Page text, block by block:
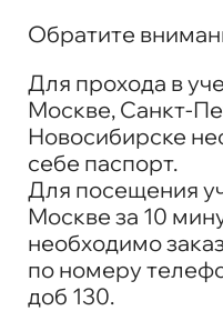
Обратите
Для прохода в
Москве, Санкт-
Новосибирске
себе паспорт.
Для посещения
Москве за 10
необходимо
по номеру
доб 130.